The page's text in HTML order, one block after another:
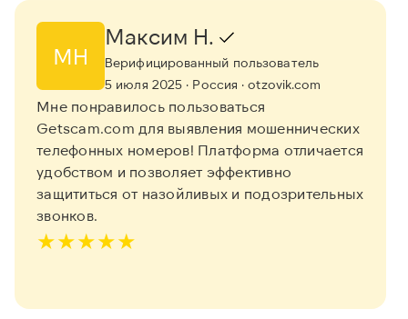
МН
Максим Н.
Верифицированный пользователь
5 июля 2025 · Россия · otzovik.com
Мне понравилось пользоваться
Getscam.com для выявления мошеннических
телефонных номеров! Платформа отличается
удобством и позволяет эффективно
защититься от назойливых и подозрительных
звонков.
★★★★★